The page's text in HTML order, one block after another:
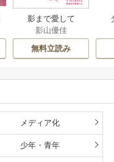
影まで愛して
影山優佳
無料立読み
メディア化
少年・青年